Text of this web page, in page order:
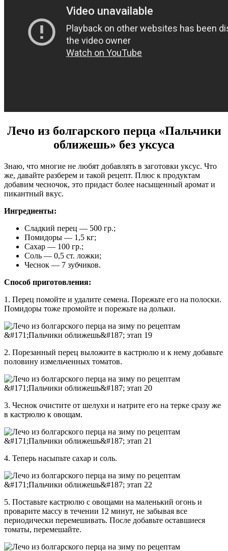
Лечо из болгарского перца «Пальчики
оближешь» без уксуса
Знаю, что многие не любят добавлять в заготовки уксус. Что
же, давайте разберем и такой рецепт. Плюс к продуктам
добавим чесночок, это придаст более насыщенный аромат и
пикантный вкус.
Ингредиенты:
Сладкий перец — 500 гр.;
Помидоры — 1,5 кг;
Сахар — 100 гр.;
Соль — 0,5 ст. ложки;
Чеснок — 7 зубчиков.
Способ приготовления:
1. Перец помойте и удалите семена. Порежьте его на полоски.
Помидоры тоже промойте и порежьте на дольки.
2. Порезанный перец выложите в кастрюлю и к нему добавьте
половину измельченных томатов.
3. Чеснок очистите от шелухи и натрите его на терке сразу же
в кастрюлю к овощам.
4. Теперь насыпьте сахар и соль.
5. Поставьте кастрюлю с овощами на маленький огонь и
проварите массу в течении 12 минут, не забывая все
периодически перемешивать. После добавьте оставшиеся
томаты, перемешайте.